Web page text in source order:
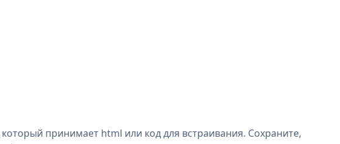
принимает html или код для встраивания. Сохраните,